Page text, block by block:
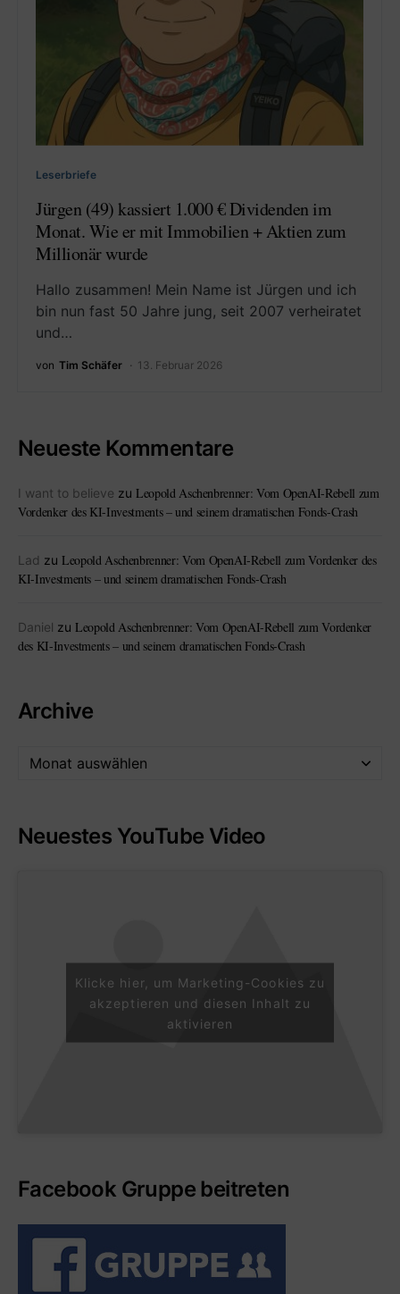
Leserbriefe
Jürgen (49) kassiert 1.000 € Dividenden im
Monat. Wie er mit Immobilien + Aktien zum
Millionär wurde
Hallo zusammen! Mein Name ist Jürgen und ich
bin nun fast 50 Jahre jung, seit 2007 verheiratet
und…
von Tim Schäfer 13. Februar 2026
Neueste Kommentare
I want to believe zu Leopold Aschenbrenner: Vom OpenAI-Rebell zum
Vordenker des KI-Investments – und seinem dramatischen Fonds-Crash
Lad zu Leopold Aschenbrenner: Vom OpenAI-Rebell zum Vordenker des
KI-Investments – und seinem dramatischen Fonds-Crash
Daniel zu Leopold Aschenbrenner: Vom OpenAI-Rebell zum Vordenker
des KI-Investments – und seinem dramatischen Fonds-Crash
Archive
Neuestes YouTube Video
Klicke hier, um Marketing-Cookies zu
akzeptieren und diesen Inhalt zu
aktivieren
Facebook Gruppe beitreten